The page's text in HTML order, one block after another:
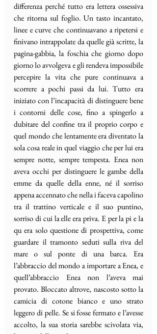
differenza perché tutto era lettera ossessiva
che ritorna sul foglio. Un tasto incantato,
linee e curve che continuavano a ripetersi e
finivano intrappolate da quelle già scritte, la
pagina-gabbia, la foschia che giorno dopo
giorno lo avvolgeva e gli rendeva impossibile
percepire la vita che pure continuava a
scorrere a pochi passi da lui. Tutto era
iniziato con l’incapacità di distinguere bene
i contorni delle cose, fino a spingerlo a
dubitare del confine tra il proprio corpo e
quel mondo che lentamente era diventato la
sola cosa reale in quel viaggio che per lui era
sempre notte, sempre tempesta. Enea non
aveva occhi per distinguere le gambe della
emme da quelle della enne, né il sorriso
appena accennato che nella i faceva capolino
tra il trattino verticale e il suo puntino,
sorriso di cui la elle era priva. E per la pi e la
qu era solo questione di prospettiva, come
guardare il tramonto seduti sulla riva del
mare o sul ponte di una barca. Era
l’abbraccio del mondo a importare a Enea, e
quell’abbraccio Enea non l’aveva mai
provato. Bloccato altrove, nascosto sotto la
camicia di cotone bianco e uno strato
leggero di pelle. Se si fosse fermato e l’avesse
accolto, la sua storia sarebbe scivolata via,